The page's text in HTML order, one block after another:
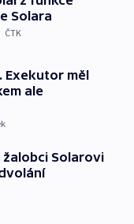
Solara
ČTK
Exekutor měl
ale
Solarovi